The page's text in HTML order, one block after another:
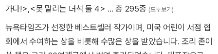
가다!> <못 말리는 녀석 둘 4> … 총 295종 (모두보기)
뉴욕타임즈가 선정한 베스트셀러 작가이며, 미국 어린이 서점 협
회에서 수여하는 상을 비롯해 수많은 상을 받았습니다. 조리 존이